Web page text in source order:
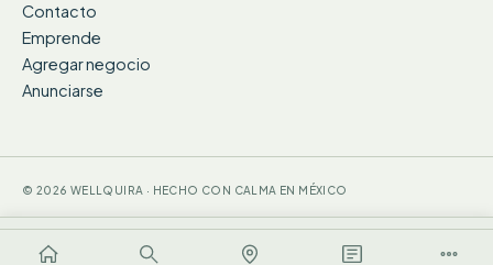
WhatsApp Sitio web
Contacto
Emprende
Agregar negocio
Anunciarse
© 2026 WELLQUIRA · HECHO CON CALMA EN MÉXICO